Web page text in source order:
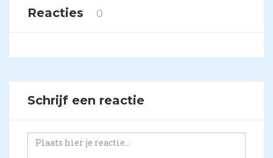
Reacties 0
Schrijf een reactie